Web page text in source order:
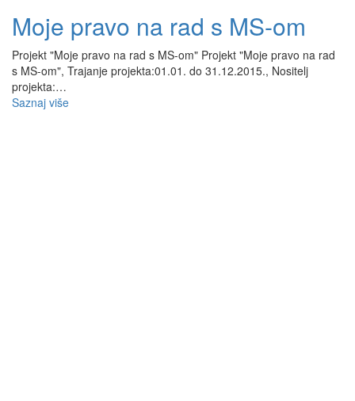
Moje pravo na rad s MS-om
Projekt "Moje pravo na rad s MS-om" Projekt "Moje pravo na rad
s MS-om", Trajanje projekta:01.01. do 31.12.2015., Nositelj
projekta:…
Saznaj više